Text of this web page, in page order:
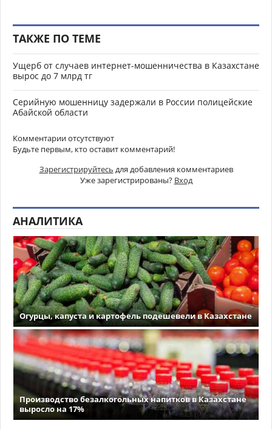
ТАКЖЕ ПО ТЕМЕ
Ущерб от случаев интернет-мошенничества в Казахстане
вырос до 7 млрд тг
Серийную мошенницу задержали в России полицейские
Абайской области
Комментарии отсутствуют
Будьте первым, кто оставит комментарий!
Зарегистрируйтесь для добавления комментариев
Уже зарегистрированы? Вход
АНАЛИТИКА
Огурцы, капуста и картофель подешевели в Казахстане
Производство безалкогольных напитков в Казахстане
выросло на 17%